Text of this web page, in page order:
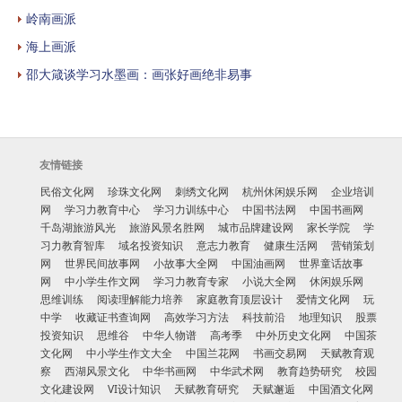
岭南画派
海上画派
邵大箴谈学习水墨画：画张好画绝非易事
友情链接
民俗文化网
珍珠文化网 刺绣文化网 杭州休闲娱乐网
企业培训
网
学习力教育中心 学习力训练中心 中国书法网
中国书画网
千岛湖旅游风光
旅游风景名胜网 城市品牌建设网 家长学院
学
习力教育智库
域名投资知识 意志力教育 健康生活网
营销策划
网
世界民间故事网 小故事大全网 中国油画网
世界童话故事
网
中小学生作文网 学习力教育专家 小说大全网
休闲娱乐网
思维训练
阅读理解能力培养 家庭教育顶层设计 爱情文化网
玩
中学
收藏证书查询网 高效学习方法 科技前沿 地理知识
股票
投资知识
思维谷 中华人物谱 高考季 中外历史文化网
中国茶
文化网
中小学生作文大全 中国兰花网 书画交易网
天赋教育观
察
西湖风景文化 中华书画网 中华武术网 教育趋势研究
校园
文化建设网
VI设计知识 天赋教育研究 天赋邂逅
中国酒文化网